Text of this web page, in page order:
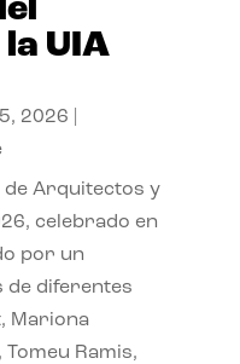
UIA
2026
de Arquitectos y
celebrado en
por un
de diferentes
Mariona
Ramis,